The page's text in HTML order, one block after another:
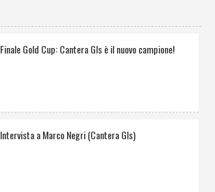
Finale Gold Cup: Cantera Gls è il nuovo campione!
Intervista a Marco Negri (Cantera Gls)